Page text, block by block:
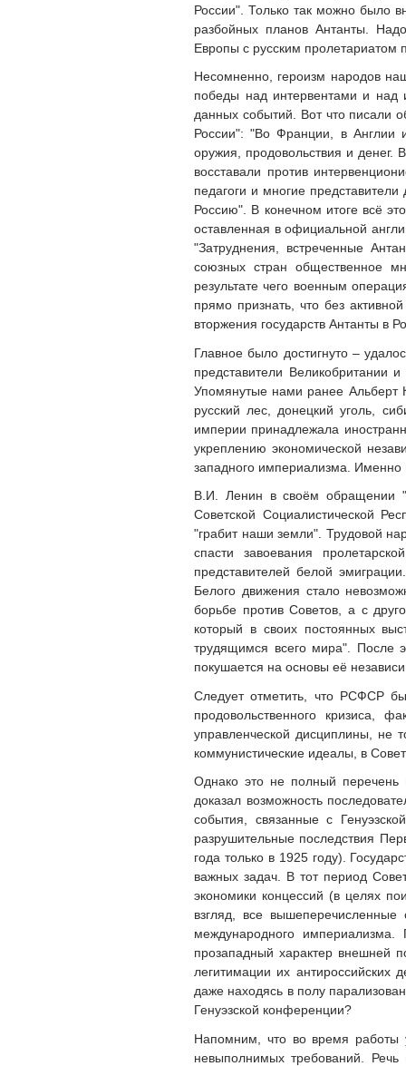
России". Только так можно было
разбойных планов Антанты.
Европы с русским
Несомненно, героизм народов
победы над интервентами и над
данных событий. Вот что писали
России": "Во Франции, в Англии
оружия, продовольствия и денег.
восставали против
педагоги и многие
Россию". В конечном итоге всё
оставленная в официальной
"Затруднения, встреченные
союзных стран общественное
результате чего военным
прямо признать, что без
вторжения государств Антанты в
Главное было достигнуто –
представители Великобритании
Упомянутые нами ранее Альберт
русский лес, донецкий уголь,
империи принадлежала
укреплению экономической
западного империализма.
В.И. Ленин в своём обращении
Советской Социалистической
"грабит наши земли". Трудовой
спасти завоевания
представителей белой
Белого движения стало
борьбе против Советов, а с
который в своих постоянных
трудящимся всего мира". После
покушается на основы её
Следует отметить, что РСФСР
продовольственного кризиса,
управленческой дисциплины, не
коммунистические идеалы, в
Однако это не полный
доказал возможность
события, связанные с
разрушительные последствия
года только в 1925 году).
важных задач. В тот период
экономики концессий (в целях
взгляд, все вышеперечисленные
международного империализма.
прозападный характер внешней
легитимации их
даже находясь в полу
Генуэзской конференции?
Напомним, что во время работы
невыполнимых требований.